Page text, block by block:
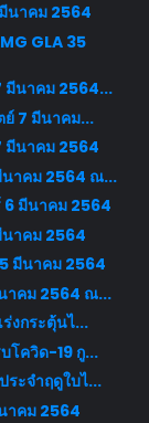
นาคม 2564
GLA 35
นาคม 2564...
7 มีนาคม...
มีนาคม 2564
าคม 2564 ณ...
6 มีนาคม 2564
าคม 2564
มีนาคม 2564
าคม 2564 ณ...
งกระตุ้นไ...
โควิด-19 กู...
ะจำฤดูใบไ...
าคม 2564